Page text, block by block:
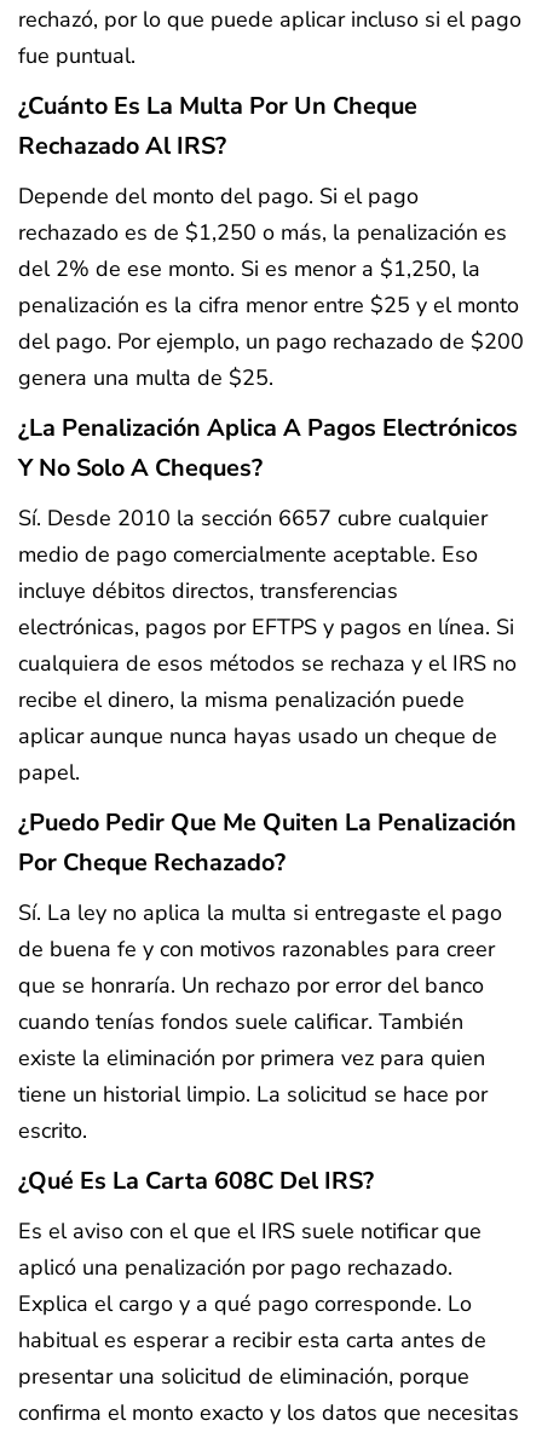
rechazó, por lo que puede aplicar incluso si el pago
fue puntual.
¿Cuánto Es La Multa Por Un Cheque
Rechazado Al IRS?
Depende del monto del pago. Si el pago
rechazado es de $1,250 o más, la penalización es
del 2% de ese monto. Si es menor a $1,250, la
penalización es la cifra menor entre $25 y el monto
del pago. Por ejemplo, un pago rechazado de $200
genera una multa de $25.
¿La Penalización Aplica A Pagos Electrónicos
Y No Solo A Cheques?
Sí. Desde 2010 la sección 6657 cubre cualquier
medio de pago comercialmente aceptable. Eso
incluye débitos directos, transferencias
electrónicas, pagos por EFTPS y pagos en línea. Si
cualquiera de esos métodos se rechaza y el IRS no
recibe el dinero, la misma penalización puede
aplicar aunque nunca hayas usado un cheque de
papel.
¿Puedo Pedir Que Me Quiten La Penalización
Por Cheque Rechazado?
Sí. La ley no aplica la multa si entregaste el pago
de buena fe y con motivos razonables para creer
que se honraría. Un rechazo por error del banco
cuando tenías fondos suele calificar. También
existe la eliminación por primera vez para quien
tiene un historial limpio. La solicitud se hace por
escrito.
¿Qué Es La Carta 608C Del IRS?
Es el aviso con el que el IRS suele notificar que
aplicó una penalización por pago rechazado.
Explica el cargo y a qué pago corresponde. Lo
habitual es esperar a recibir esta carta antes de
presentar una solicitud de eliminación, porque
confirma el monto exacto y los datos que necesitas